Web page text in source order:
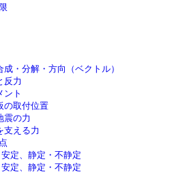
・分解・方向（ベクトル）
反力
ト
取付位置
の力
える力
定、静定・不静定
定、静定・不静定